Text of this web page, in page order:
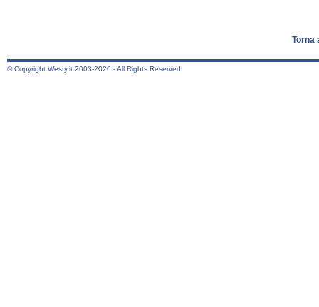
Torna
© Copyright Westy.it 2003-2026 - All Rights Reserved